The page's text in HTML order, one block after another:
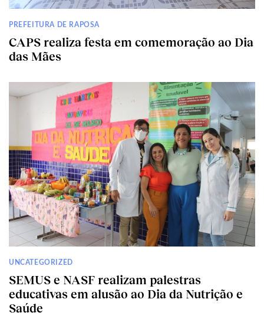
PREFEITURA DE RAPOSA
CAPS realiza festa em comemoração ao Dia
das Mães
UNCATEGORIZED
SEMUS e NASF realizam palestras
educativas em alusão ao Dia da Nutrição e
Saúde